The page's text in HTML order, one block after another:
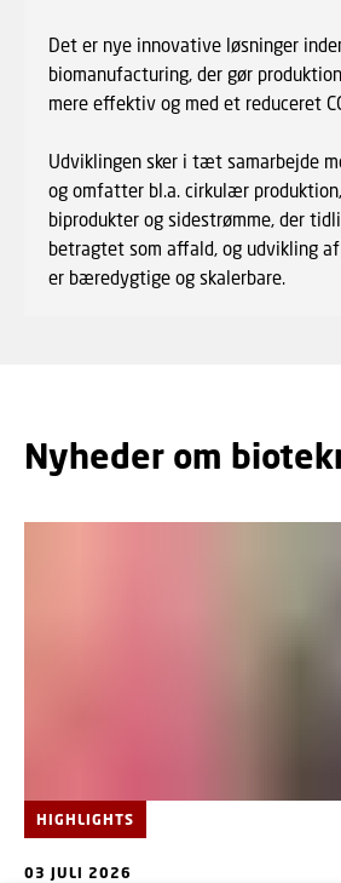
Det er nye innovative løsninger
biomanufacturing, der gør
mere effektiv og med et reduceret
Udviklingen sker i tæt samarbejde
og omfatter bl.a. cirkulær
biprodukter og sidestrømme, der
betragtet som affald, og udvikling
er bæredygtige og skalerbare.
Nyheder om
HIGHLIGHTS
03 JULI 2026